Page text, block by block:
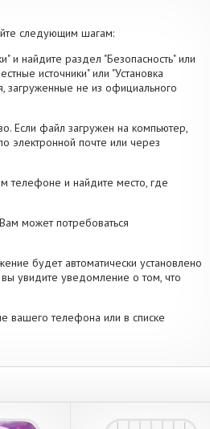
следующим шагам:
и найдите раздел "Безопасность" или
источники" или "Установка
загруженные не из официального
Если файл загружен на компьютер,
электронной почте или через
телефоне и найдите место, где
может потребоваться
будет автоматически установлено
увидите уведомление о том, что
вашего телефона или в списке